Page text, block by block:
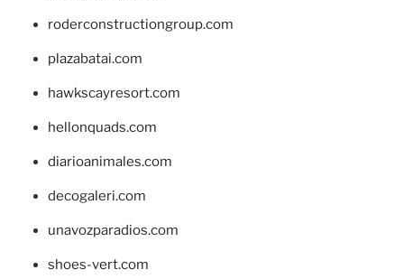
roderconstructiongroup.com
plazabatai.com
hawkscayresort.com
hellonquads.com
diarioanimales.com
decogaleri.com
unavozparadios.com
shoes-vert.com